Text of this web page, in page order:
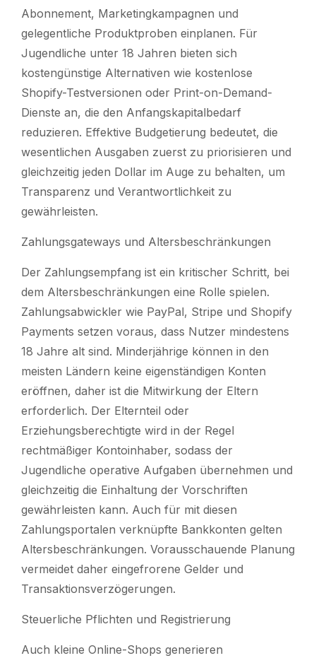
Abonnement, Marketingkampagnen und
gelegentliche Produktproben einplanen. Für
Jugendliche unter 18 Jahren bieten sich
kostengünstige Alternativen wie kostenlose
Shopify-Testversionen oder Print-on-Demand-
Dienste an, die den Anfangskapitalbedarf
reduzieren. Effektive Budgetierung bedeutet, die
wesentlichen Ausgaben zuerst zu priorisieren und
gleichzeitig jeden Dollar im Auge zu behalten, um
Transparenz und Verantwortlichkeit zu
gewährleisten.
Zahlungsgateways und Altersbeschränkungen
Der Zahlungsempfang ist ein kritischer Schritt, bei
dem Altersbeschränkungen eine Rolle spielen.
Zahlungsabwickler wie PayPal, Stripe und Shopify
Payments setzen voraus, dass Nutzer mindestens
18 Jahre alt sind. Minderjährige können in den
meisten Ländern keine eigenständigen Konten
eröffnen, daher ist die Mitwirkung der Eltern
erforderlich. Der Elternteil oder
Erziehungsberechtigte wird in der Regel
rechtmäßiger Kontoinhaber, sodass der
Jugendliche operative Aufgaben übernehmen und
gleichzeitig die Einhaltung der Vorschriften
gewährleisten kann. Auch für mit diesen
Zahlungsportalen verknüpfte Bankkonten gelten
Altersbeschränkungen. Vorausschauende Planung
vermeidet daher eingefrorene Gelder und
Transaktionsverzögerungen.
Steuerliche Pflichten und Registrierung
Auch kleine Online-Shops generieren